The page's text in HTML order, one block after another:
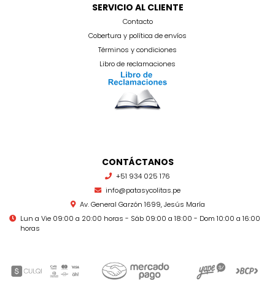
SERVICIO AL CLIENTE
Contacto
Cobertura y política de envíos
Términos y condiciones
Libro de reclamaciones
CONTÁCTANOS
+51 934 025 176
info@patasycolitas.pe
Av. General Garzón 1699, Jesús María
Lun a Vie 09:00 a 20:00 horas - Sáb 09:00 a 18:00 - Dom 10:00 a 16:00
horas